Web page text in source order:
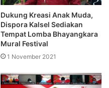
Dukung Kreasi Anak Muda,
Dispora Kalsel Sediakan
Tempat Lomba Bhayangkara
Mural Festival
1 November 2021